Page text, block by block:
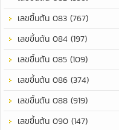
เลขขึ้นต้น 083 (767)
เลขขึ้นต้น 084 (197)
เลขขึ้นต้น 085 (109)
เลขขึ้นต้น 086 (374)
เลขขึ้นต้น 088 (919)
เลขขึ้นต้น 090 (147)